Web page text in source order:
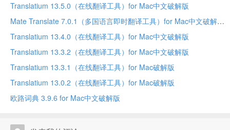
Translatium 13.5.0（在线翻译工具）for Mac中文破解版
Mate Translate 7.0.1（多国语言即时翻译工具）for Mac中文破解版
Translatium 13.4.0（在线翻译工具）for Mac中文破解版
Translatium 13.3.2（在线翻译工具）for Mac中文破解版
Translatium 13.3.1（在线翻译工具）for Mac破解版
Translatium 13.0.2（在线翻译工具）for Mac破解版
欧路词典 3.9.6 for Mac中文破解版